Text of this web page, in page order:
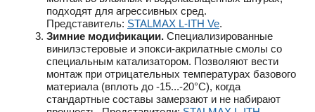
подходят для агрессивных сред.
Представитель: STALMAX L-ITH Ve.
Зимние модификации. Специализированные
винилэстеровые и эпокси-акрилатные смолы со
специальным катализатором. Позволяют вести
монтаж при отрицательных температурах базового
материала (вплоть до -15...-20°C), когда
стандартные составы замерзают и не набирают